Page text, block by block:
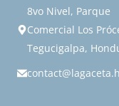
8vo Nivel, Parque
Comercial Los
Tegucigalpa,